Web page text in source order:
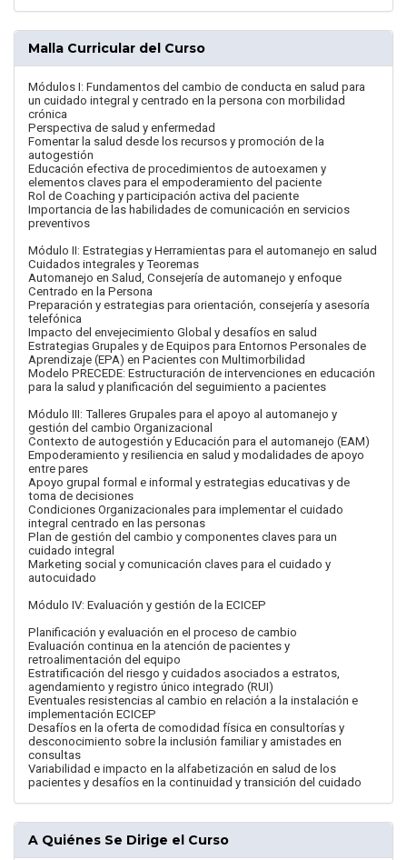
Malla Curricular del Curso
Módulos I: Fundamentos del cambio de conducta en salud para
un cuidado integral y centrado en la persona con morbilidad
crónica
Perspectiva de salud y enfermedad
Fomentar la salud desde los recursos y promoción de la
autogestión
Educación efectiva de procedimientos de autoexamen y
elementos claves para el empoderamiento del paciente
Rol de Coaching y participación activa del paciente
Importancia de las habilidades de comunicación en servicios
preventivos
Módulo II: Estrategias y Herramientas para el automanejo en salud
Cuidados integrales y Teoremas
Automanejo en Salud, Consejería de automanejo y enfoque
Centrado en la Persona
Preparación y estrategias para orientación, consejería y asesoría
telefónica
Impacto del envejecimiento Global y desafíos en salud
Estrategias Grupales y de Equipos para Entornos Personales de
Aprendizaje (EPA) en Pacientes con Multimorbilidad
Modelo PRECEDE: Estructuración de intervenciones en educación
para la salud y planificación del seguimiento a pacientes
Módulo III: Talleres Grupales para el apoyo al automanejo y
gestión del cambio Organizacional
Contexto de autogestión y Educación para el automanejo (EAM)
Empoderamiento y resiliencia en salud y modalidades de apoyo
entre pares
Apoyo grupal formal e informal y estrategias educativas y de
toma de decisiones
Condiciones Organizacionales para implementar el cuidado
integral centrado en las personas
Plan de gestión del cambio y componentes claves para un
cuidado integral
Marketing social y comunicación claves para el cuidado y
autocuidado
Módulo IV: Evaluación y gestión de la ECICEP
Planificación y evaluación en el proceso de cambio
Evaluación continua en la atención de pacientes y
retroalimentación del equipo
Estratificación del riesgo y cuidados asociados a estratos,
agendamiento y registro único integrado (RUI)
Eventuales resistencias al cambio en relación a la instalación e
implementación ECICEP
Desafíos en la oferta de comodidad física en consultorías y
desconocimiento sobre la inclusión familiar y amistades en
consultas
Variabilidad e impacto en la alfabetización en salud de los
pacientes y desafíos en la continuidad y transición del cuidado
A Quiénes Se Dirige el Curso